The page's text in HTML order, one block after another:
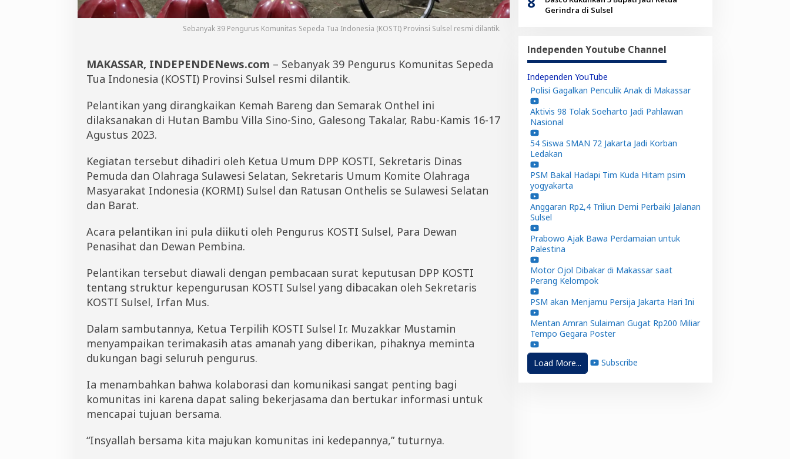
p
i
l
B
a
k
l
e
u
k
S
e
p
D
a
r
a
h
Sebanyak 39 Pengurus Komunitas Sepeda Tua Indonesia (KOSTI) Provinsi Sulsel resmi dilantik.
MAKASSAR, INDEPENDENews.com – Sebanyak 39 Pengurus Komunitas Sepeda
Tua Indonesia (KOSTI) Provinsi Sulsel resmi dilantik.
Pelantikan yang dirangkaikan Kemah Bareng dan Semarak Onthel ini
dilaksanakan di Hutan Bambu Villa Sino-Sino, Galesong Takalar, Rabu-Kamis 16-17
Agustus 2023.
Kegiatan tersebut dihadiri oleh Ketua Umum DPP KOSTI, Sekretaris Dinas
Pemuda dan Olahraga Sulawesi Selatan, Sekretaris Umum Komite Olahraga
Masyarakat Indonesia (KORMI) Sulsel dan Ratusan Onthelis se Sulawesi Selatan
dan Barat.
Acara pelantikan ini pula diikuti oleh Pengurus KOSTI Sulsel, Para Dewan
Penasihat dan Dewan Pembina.
Pelantikan tersebut diawali dengan pembacaan surat keputusan DPP KOSTI
tentang struktur kepengurusan KOSTI Sulsel yang dibacakan oleh Sekretaris
KOSTI Sulsel, Irfan Mus.
Dalam sambutannya, Ketua Terpilih KOSTI Sulsel Ir. Muzakkar Mustamin
menyampaikan terimakasih atas amanah yang diberikan, pihaknya meminta
dukungan bagi seluruh pengurus.
Ia menambahkan bahwa kolaborasi dan komunikasi sangat penting bagi
komunitas ini karena dapat saling bekerjasama dan bertukar informasi untuk
mencapai tujuan bersama.
“Insyallah bersama kita majukan komunitas ini kedepannya,” tuturnya.
Gerindra di Sulsel
Independen Youtube Channel
Independen YouTube
Polisi Gagalkan Penculik Anak di Makassar
Aktivis 98 Tolak Soeharto Jadi Pahlawan
Nasional
54 Siswa SMAN 72 Jakarta Jadi Korban
Ledakan
PSM Bakal Hadapi Tim Kuda Hitam psim
yogyakarta
Anggaran Rp2,4 Triliun Demi Perbaiki Jalanan
Sulsel
Prabowo Ajak Bawa Perdamaian untuk
Palestina
Motor Ojol Dibakar di Makassar saat
Perang Kelompok
PSM akan Menjamu Persija Jakarta Hari Ini
Mentan Amran Sulaiman Gugat Rp200 Miliar
Tempo Gegara Poster
Load More... Subscribe